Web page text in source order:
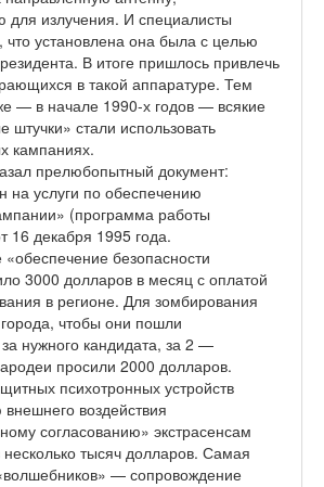
для излучения. И специалисты
установлена она была с целью
В итоге пришлось привлечь
в такой аппаратуре. Тем
— в начале 1990-х годов — всякие
штучки» стали использовать
кампаниях.
прелюбопытный документ:
на услуги по обеспечению
(программа работы
16 декабря 1995 года.
«обеспечение безопасности
3000 долларов в месяц с оплатой
в регионе. Для зомбирования
чтобы они пошли
нужного кандидата, за 2 —
просили 2000 долларов.
психотронных устройств
воздействия
согласованию» экстрасенсам
тысяч долларов. Самая
— сопровождение